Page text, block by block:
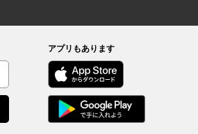
アプリもあります